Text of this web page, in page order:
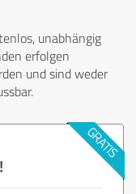
unabhängig
erfolgen
und sind weder